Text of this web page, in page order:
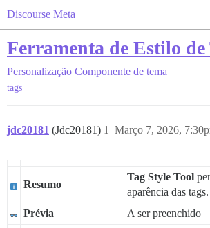
Discourse Meta
Ferramenta de Estilo de
Personalização Componente de tema
tags
jdc20181 (Jdc20181) Março 7, 2026,
1
Resumo
Tag Style Tool
aparência das tags.
Prévia
A ser preenchido